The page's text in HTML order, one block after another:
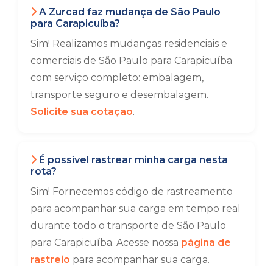
A Zurcad faz mudança de São Paulo
para Carapicuíba?
Sim! Realizamos mudanças residenciais e
comerciais de São Paulo para Carapicuíba
com serviço completo: embalagem,
transporte seguro e desembalagem.
Solicite sua cotação.
É possível rastrear minha carga nesta
rota?
Sim! Fornecemos código de rastreamento
para acompanhar sua carga em tempo real
durante todo o transporte de São Paulo
para Carapicuíba. Acesse nossa página de
rastreio para acompanhar sua carga.